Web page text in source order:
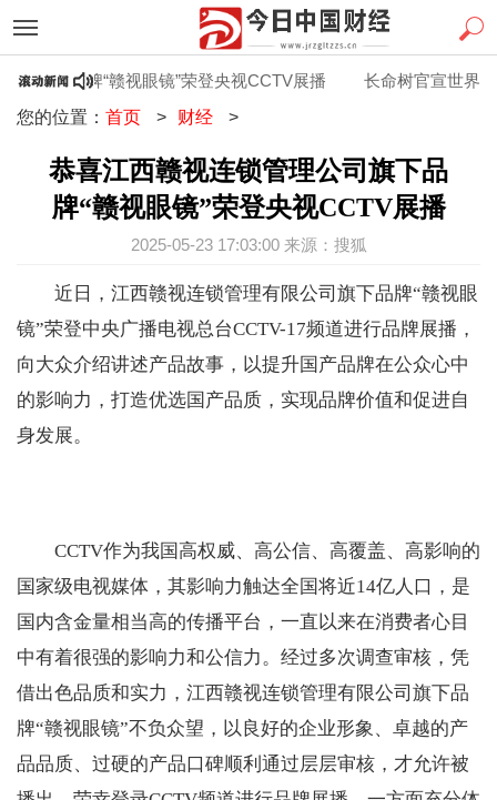
旗下品牌“赣视眼镜”荣登央视CCTV展播
长命树官宣世界冠
您的位置： 首页 > 财经 >
恭喜江西赣视连锁管理公司旗下品
牌“赣视眼镜”荣登央视CCTV展播
2025-05-23 17:03:00 来源：搜狐
近日，江西赣视连锁管理有限公司旗下品牌“赣视眼
镜”荣登中央广播电视总台CCTV-17频道进行品牌展播，
向大众介绍讲述产品故事，以提升国产品牌在公众心中
的影响力，打造优选国产品质，实现品牌价值和促进自
身发展。
CCTV作为我国高权威、高公信、高覆盖、高影响的
国家级电视媒体，其影响力触达全国将近14亿人口，是
国内含金量相当高的传播平台，一直以来在消费者心目
中有着很强的影响力和公信力。经过多次调查审核，凭
借出色品质和实力，江西赣视连锁管理有限公司旗下品
牌“赣视眼镜”不负众望，以良好的企业形象、卓越的产
品品质、过硬的产品口碑顺利通过层层审核，才允许被